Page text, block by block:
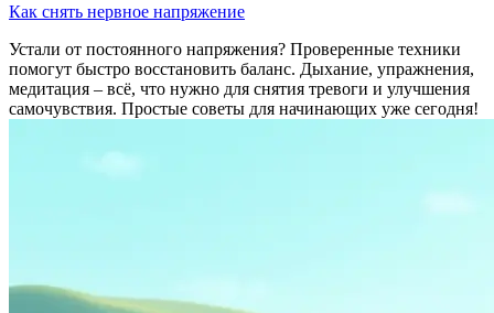
Как снять нервное напряжение
Устали от постоянного напряжения? Проверенные техники
помогут быстро восстановить баланс. Дыхание, упражнения,
медитация – всё, что нужно для снятия тревоги и улучшения
самочувствия. Простые советы для начинающих уже сегодня!